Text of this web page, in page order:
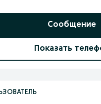
Сообщение
Показать